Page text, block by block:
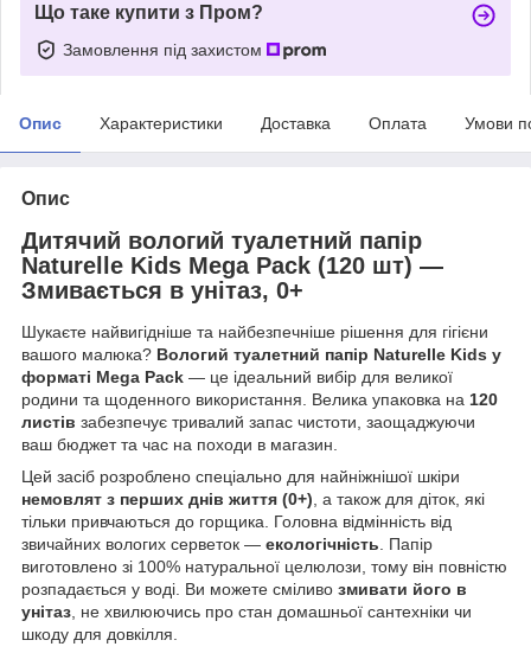
Що таке купити з Пром?
Замовлення під захистом
Опис Характеристики Доставка Оплата Умови
Опис
Дитячий вологий туалетний папір
Naturelle Kids Mega Pack (120 шт) —
Змивається в унітаз, 0+
Шукаєте найвигідніше та найбезпечніше рішення для гігієни
вашого малюка? Вологий туалетний папір Naturelle Kids у
форматі Mega Pack — це ідеальний вибір для великої
родини та щоденного використання. Велика упаковка на 120
листів забезпечує тривалий запас чистоти, заощаджуючи
ваш бюджет та час на походи в магазин.
Цей засіб розроблено спеціально для найніжнішої шкіри
немовлят з перших днів життя (0+), а також для діток, які
тільки привчаються до горщика. Головна відмінність від
звичайних вологих серветок — екологічність. Папір
виготовлено зі 100% натуральної целюлози, тому він повністю
розпадається у воді. Ви можете сміливо змивати його в
унітаз, не хвилюючись про стан домашньої сантехніки чи
шкоду для довкілля.